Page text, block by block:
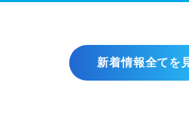
新着情報全てを